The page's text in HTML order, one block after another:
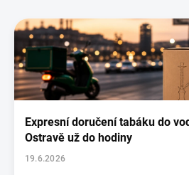
ý
i
s
č
l
Expresní doručení tabáku do
Ostravě už do hodiny
19.6.2026